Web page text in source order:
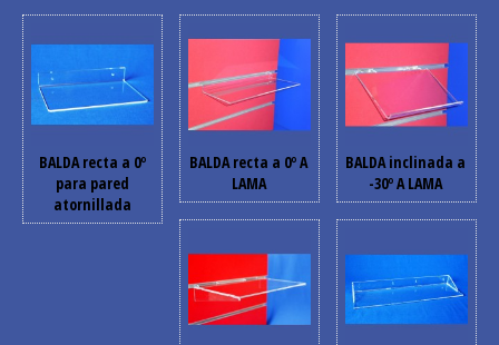
BALDA recta a 0º
para pared
atornillada
BALDA recta a 0º A
LAMA
BALDA inclinada a
-30º A LAMA